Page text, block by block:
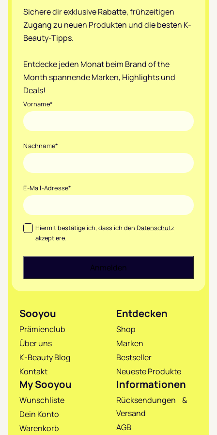
Sichere dir exklusive Rabatte, frühzeitigen
Zugang zu neuen Produkten und die besten K-
Beauty-Tipps.
Entdecke jeden Monat beim Brand of the
Month spannende Marken, Highlights und
Deals!
Vorname*
Nachname*
E-Mail-Adresse*
Datenschutz*
Hiermit bestätige ich, dass ich den Datenschutz
akzeptiere.
Sooyou
Prämienclub
Über uns
K-Beauty Blog
Kontakt
Entdecken
Shop
Marken
Bestseller
Neueste Produkte
My Sooyou
Wunschliste
Dein Konto
Warenkorb
Informationen
Rücksendungen &
Versand
AGB